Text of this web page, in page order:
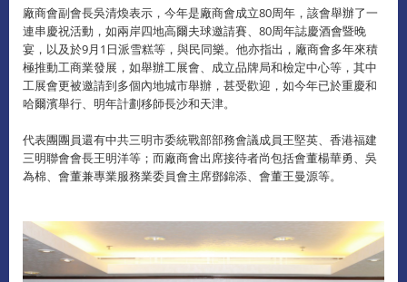
廠商會副會長吳清煥表示，今年是廠商會成立80周年，該會舉辦了一
連串慶祝活動，如兩岸四地高爾夫球邀請賽、80周年誌慶酒會暨晚
宴，以及於9月1日派雪糕等，與民同樂。他亦指出，廠商會多年來積
極推動工商業發展，如舉辦工展會、成立品牌局和檢定中心等，其中
工展會更被邀請到多個內地城市舉辦，甚受歡迎，如今年已於重慶和
哈爾濱舉行、明年計劃移師長沙和天津。
代表團團員還有中共三明市委統戰部部務會議成員王堅英、香港福建
三明聯會會長王明洋等；而廠商會出席接待者尚包括會董楊華勇、吳
為棉、會董兼專業服務業委員會主席鄧錦添、會董王曼源等。